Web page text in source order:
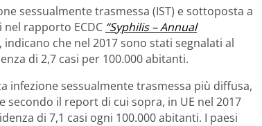
sessualmente trasmessa (IST) e sottoposta a
rapporto ECDC “Syphilis – Annual
che nel 2017 sono stati segnalati al
di 2,7 casi per 100.000 abitanti.
infezione sessualmente trasmessa più diffusa,
secondo il report di cui sopra, in UE nel 2017
di 7,1 casi ogni 100.000 abitanti. I paesi